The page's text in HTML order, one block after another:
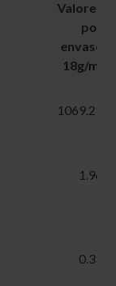
Valores
por
envase
18g/ml
1069.29
1.96
0.33